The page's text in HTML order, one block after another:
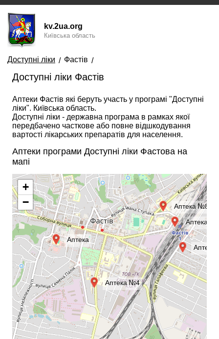
kv.2ua.org
Київська область
Доступні ліки Фастів
Доступні ліки Фастів
Аптеки Фастів які беруть участь у програмі "Доступні
ліки". Київська область.
Доступні ліки - державна програма в рамках якої
передбачено часткове або повне відшкодування
вартості лікарських препаратів для населення.
Аптеки програми Доступні ліки Фастова на
мапі
Аптека
Аптека №86
Аптека №4
Аптека
+
−